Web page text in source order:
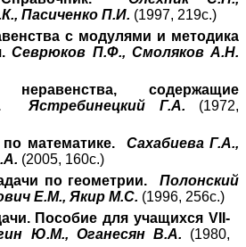
Пасиченко П.И. (1997, 219с.)
с модулями и методика
Севрюков П.Ф., Смоляков А.Н.
содержащие
Ястребинецкий Г.А. (1972,
математике.
Сахабиева Г.А.,
(2005, 160с.)
по геометрии. Полонский
Е.М., Якир М.С. (1996, 256с.)
Пособие для учащихся VII-
Ю.М., Оганесян В.А.
(1980,